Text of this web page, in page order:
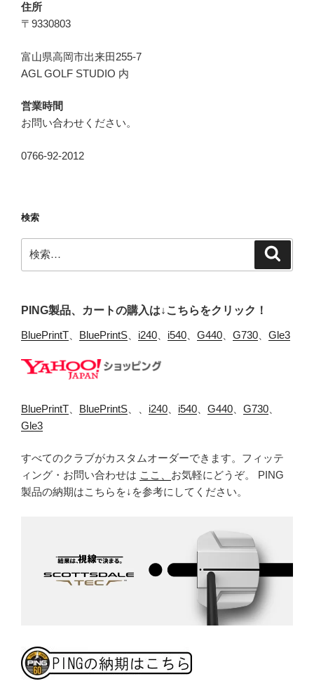
住所
〒9330803
富山県高岡市出来田255-7
AGL GOLF STUDIO 内
営業時間
お問い合わせください。
0766-92-2012
検索
索:
PING製品、カートの購入は↓こちらをクリック！
BluePrintT BluePrintS i240 i540 G440 G730 Gle3
BluePrintT BluePrintS i240 i540 G440 G730
Gle3
すべてのクラブがカスタムオーダーできます。フィッテ
ィング・お問い合わせは ここ、 お気軽にどうぞ。 PING
製品の納期はこちらを↓を参考にしてください。